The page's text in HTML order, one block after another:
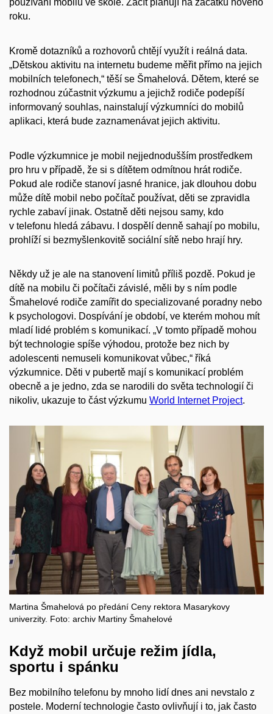
používání mobilu ve škole. Začít plánují na začátku nového
roku.
Kromě dotazníků a rozhovorů chtějí využít i reálná data.
„Dětskou aktivitu na internetu budeme měřit přímo na jejich
mobilních telefonech,“ těší se Šmahelová. Dětem, které se
rozhodnou zúčastnit výzkumu a jejichž rodiče podepíší
informovaný souhlas, nainstalují výzkumníci do mobilů
aplikaci, která bude zaznamenávat jejich aktivitu.
Podle výzkumnice je mobil nejjednodušším prostředkem
pro hru v případě, že si s dítětem odmítnou hrát rodiče.
Pokud ale rodiče stanoví jasné hranice, jak dlouhou dobu
může dítě mobil nebo počítač používat, děti se zpravidla
rychle zabaví jinak. Ostatně děti nejsou samy, kdo
v telefonu hledá zábavu. I dospělí denně sahají po mobilu,
prohlíží si bezmyšlenkovitě sociální sítě nebo hrají hry.
Někdy už je ale na stanovení limitů příliš pozdě. Pokud je
dítě na mobilu či počítači závislé, měli by s ním podle
Šmahelové rodiče zamířit do specializované poradny nebo
k psychologovi. Dospívání je období, ve kterém mohou mít
mladí lidé problém s komunikací. „V tomto případě mohou
být technologie spíše výhodou, protože bez nich by
adolescenti nemuseli komunikovat vůbec,“ říká
výzkumnice. Děti v pubertě mají s komunikací problém
obecně a je jedno, zda se narodili do světa technologií či
nikoliv, ukazuje to část výzkumu World Internet Project.
Martina Šmahelová po předání Ceny rektora Masarykovy
univerzity. Foto: archiv Martiny Šmahelové
Když mobil určuje režim jídla,
sportu i spánku
Bez mobilního telefonu by mnoho lidí dnes ani nevstalo z
postele. Moderní technologie často ovlivňují i to, jak často